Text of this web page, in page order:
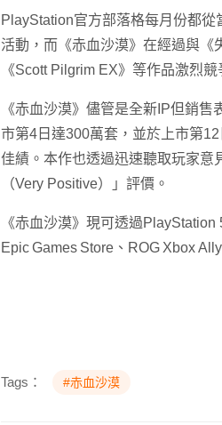
PlayStation官方部落格每月份都
活動，而《赤血沙漠》在經過與
《Scott Pilgrim EX》等作品激烈
《赤血沙漠》儘管是全新IP但銷
市第4日達300萬套，並於上市第
佳績。本作也透過迅速聽取玩家意
（Very Positive）」評價。
《赤血沙漠》現可透過
Epic Games Store、ROG Xbox
Tags： #赤血沙漠